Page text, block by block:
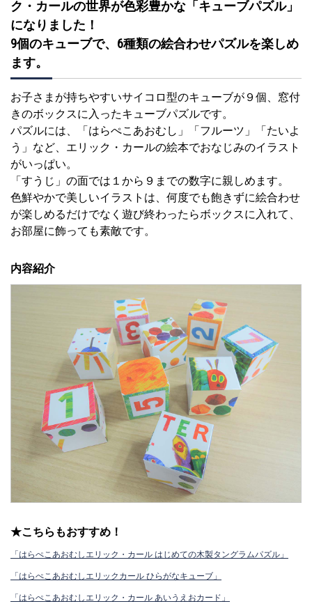
ク・カールの世界が色彩豊かな「キューブパズル」
になりました！
9個のキューブで、6種類の絵合わせパズルを楽しめ
ます。
お子さまが持ちやすいサイコロ型のキューブが９個、窓付
きのボックスに入ったキューブパズルです。
パズルには、「はらぺこあおむし」「フルーツ」「たいよ
う」など、エリック・カールの絵本でおなじみのイラスト
がいっぱい。
「すうじ」の面では１から９までの数字に親しめます。
色鮮やかで美しいイラストは、何度でも飽きずに絵合わせ
が楽しめるだけでなく遊び終わったらボックスに入れて、
お部屋に飾っても素敵です。
内容紹介
★こちらもおすすめ！
「はらぺこあおむしエリック・カール はじめての木製タングラムパズル」
「はらぺこあおむしエリックカール ひらがなキューブ」
「はらぺこあおむしエリック・カール あいうえおカード」